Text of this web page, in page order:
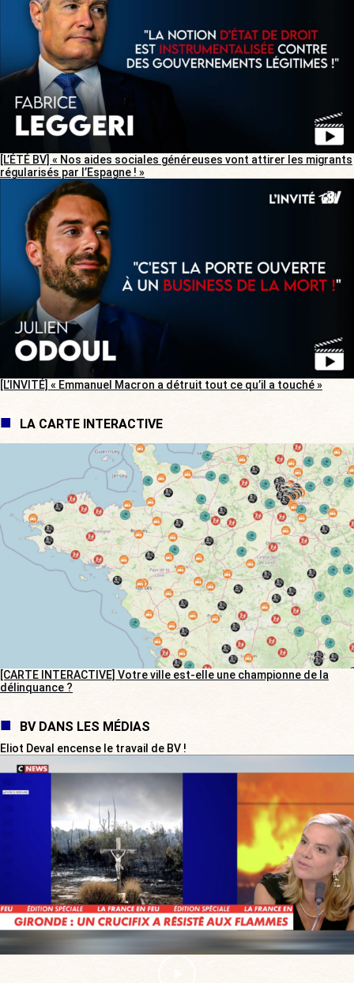
[L’ÉTÉ BV] « Nos aides sociales généreuses vont attirer les migrants
régularisés par l’Espagne ! »
[L’INVITÉ] « Emmanuel Macron a détruit tout ce qu’il a touché »
LA CARTE INTERACTIVE
[CARTE INTERACTIVE] Votre ville est-elle une championne de la
délinquance ?
BV DANS LES MÉDIAS
Eliot Deval encense le travail de BV !